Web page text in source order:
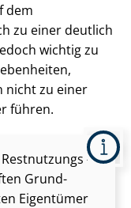
dem
zu einer deutlich
wichtig zu
nicht zu einer
führen.
Rest­nut­zungs­
Grund­
Eigentümer